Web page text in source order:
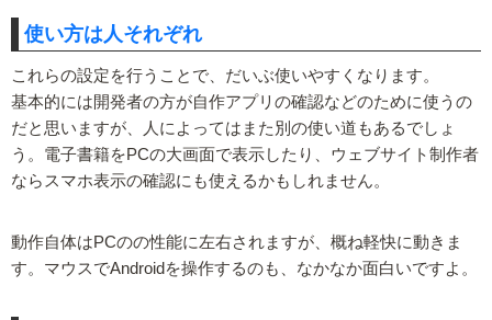
使い方は人それぞれ
これらの設定を行うことで、だいぶ使いやすくなります。
基本的には開発者の方が自作アプリの確認などのために使うの
だと思いますが、人によってはまた別の使い道もあるでしょ
う。電子書籍をPCの大画面で表示したり、ウェブサイト制作者
ならスマホ表示の確認にも使えるかもしれません。
動作自体はPCのの性能に左右されますが、概ね軽快に動きま
す。マウスでAndroidを操作するのも、なかなか面白いですよ。